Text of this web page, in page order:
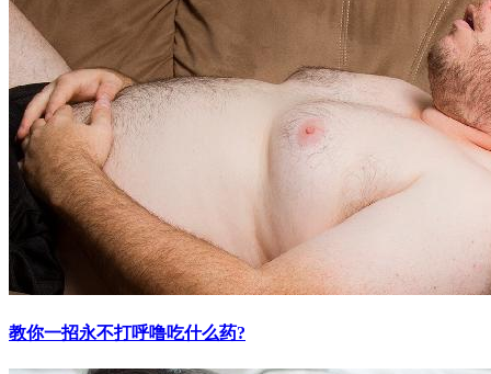
教你一招永不打呼噜吃什么药?